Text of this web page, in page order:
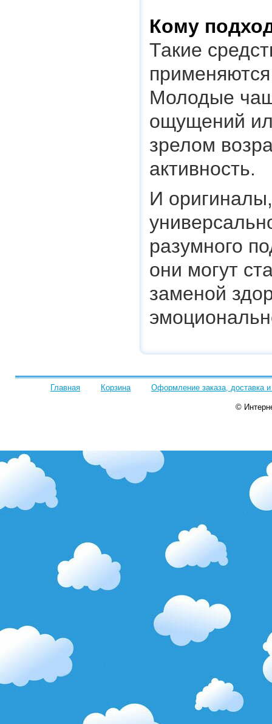
Кому
Такие
Молодые
ощущений
зрелом
активность.
И
разумного
они могут
заменой
Главная Корзина Оформление заказа, доставка
©